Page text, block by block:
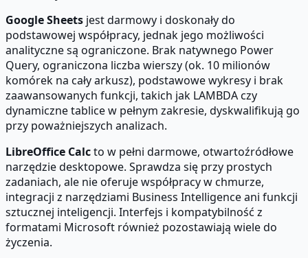
Google Sheets jest darmowy i doskonały do
podstawowej współpracy, jednak jego możliwości
analityczne są ograniczone. Brak natywnego Power
Query, ograniczona liczba wierszy (ok. 10 milionów
komórek na cały arkusz), podstawowe wykresy i brak
zaawansowanych funkcji, takich jak LAMBDA czy
dynamiczne tablice w pełnym zakresie, dyskwalifikują go
przy poważniejszych analizach.
LibreOffice Calcto w pełni darmowe, otwartoźródłowe
narzędzie desktopowe. Sprawdza się przy prostych
zadaniach, ale nie oferuje współpracy w chmurze,
integracji z narzędziami Business Intelligence ani funkcji
sztucznej inteligencji. Interfejs i kompatybilność z
formatami Microsoft również pozostawiają wiele do
życzenia.